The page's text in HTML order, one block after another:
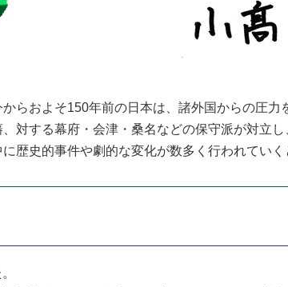
らおよそ150年前の日本は、諸外国からの圧
対する幕府・会津・桑名などの保守派が対立
歴史的事件や劇的な変化が数多く行われてい